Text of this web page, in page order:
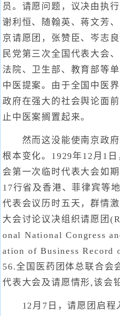
员。请愿问题，议决由执
谢利恒、随翰英、蒋文芳
京请愿团，张赞臣、岑志
民党第三次全国代表大会
法院、卫生部、教育部等
中医提案。由于全国中医
政府在强大的社会舆论面
止中医案搁置起来。
然而这没能使南京政府
根本变化。1929年12月1
会第一次临时代表大会如
17行省及香港、菲律宾等
代表会议历时五天，群情
大会讨论议决组织请愿团
onal National Congress
ation of Business Record
56.全国医药团体总联合会
代表大会及请愿情形,该会
12月7日，请愿团启程